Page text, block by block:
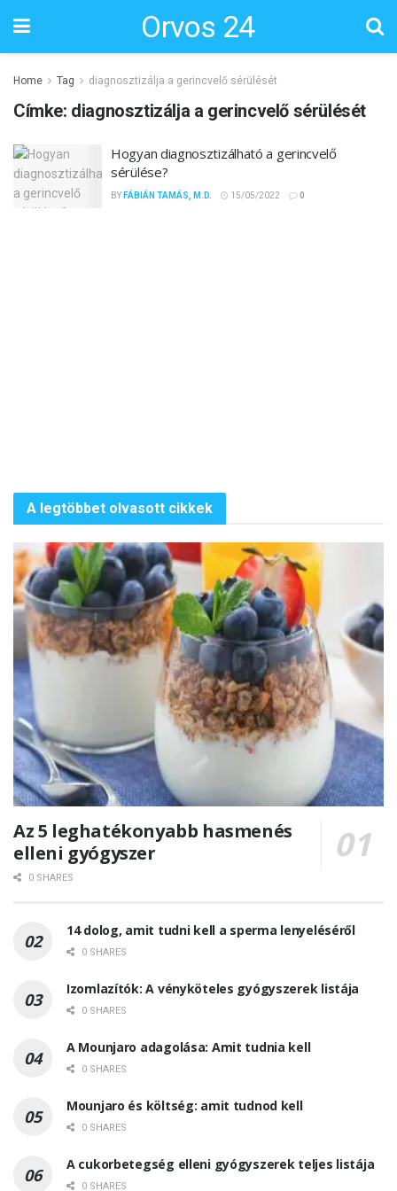
Orvos 24
Home Tag diagnosztizálja a gerincvelő sérülését
Címke: diagnosztizálja a gerincvelő sérülését
Hogyan diagnosztizálható a gerincvelő
sérülése?
BY FÁBIÁN TAMÁS, M.D. 15/05/2022 0
A legtöbbet olvasott cikkek
Az 5 leghatékonyabb hasmenés
elleni gyógyszer
0 SHARES
14 dolog, amit tudni kell a sperma lenyeléséről
0 SHARES
Izomlazítók: A vényköteles gyógyszerek listája
0 SHARES
A Mounjaro adagolása: Amit tudnia kell
0 SHARES
Mounjaro és költség: amit tudnod kell
0 SHARES
A cukorbetegség elleni gyógyszerek teljes listája
0 SHARES